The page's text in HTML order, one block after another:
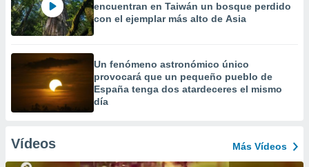
encuentran en Taiwán un bosque perdido
con el ejemplar más alto de Asia
Un fenómeno astronómico único
provocará que un pequeño pueblo de
España tenga dos atardeceres el mismo
día
Vídeos Más Vídeos